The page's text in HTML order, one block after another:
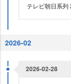
テレビ朝日系
2026-02
2026-02-28